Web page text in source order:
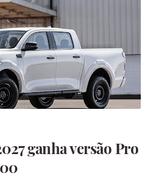
ganha versão Pro